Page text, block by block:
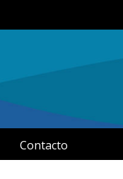
Contacto